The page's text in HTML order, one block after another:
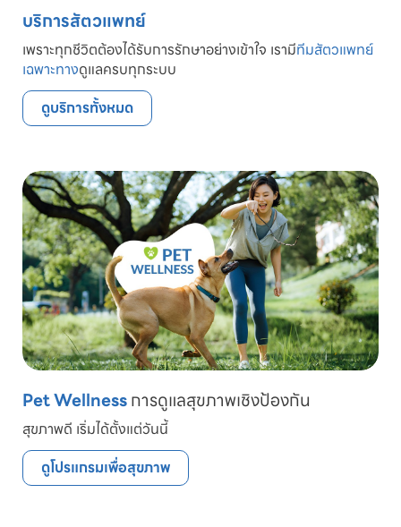
บริการสัตวแพทย์
เพราะทุกชีวิตต้องได้รับการรักษาอย่างเข้าใจ เรามีทีมสัตวแพทย์
เฉพาะทางดูแลครบทุกระบบ
ดูบริการทั้งหมด
Pet Wellnessการดูแลสุขภาพเชิงป้องกัน
สุขภาพดี เริ่มได้ตั้งแต่วันนี้
ดูโปรแกรมเพื่อสุขภาพ